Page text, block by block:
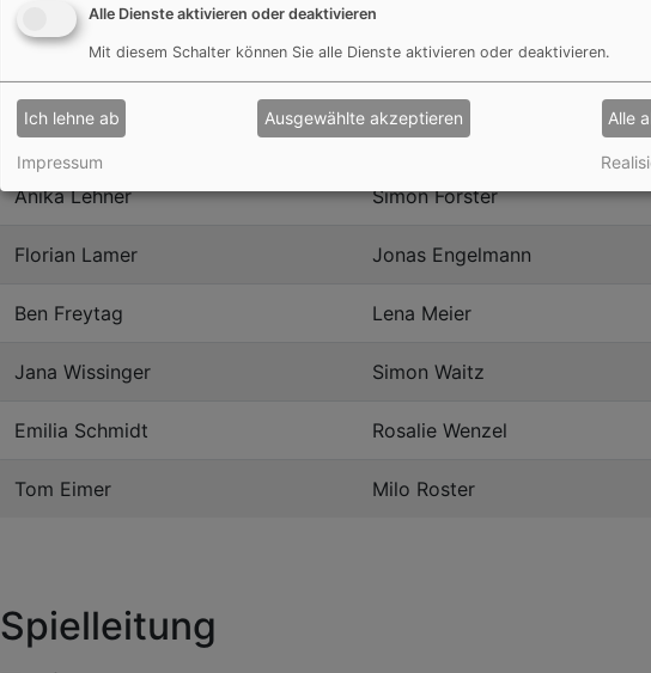
Noah Tauscher Max Meier
Sara Azazi Alia Azazi
Julien Traub Finja Lütger
Anika Lehner Simon Forster
Florian Lamer Jonas Engelmann
Ben Freytag Lena Meier
Jana Wissinger Simon Waitz
Emilia Schmidt Rosalie Wenzel
Tom Eimer Milo Roster
Spielleitung
Alle Dienste aktivieren oder deaktivieren
Mit diesem Schalter können Sie alle Dienste aktivieren oder deaktivieren.
Ich lehne ab Ausgewählte akzeptieren Alle
Impressum